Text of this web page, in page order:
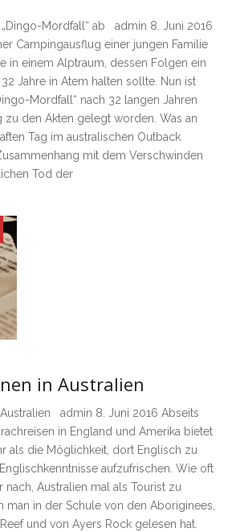
Mordfall“ ab admin 8. Juni 2016
Campingausflug einer jungen Familie
in einem Alptraum, dessen Folgen ein
Jahre in Atem halten sollte. Nun ist
Mordfall“ nach 32 langen Jahren
zu den Akten gelegt worden. Was an
Tag im australischen Outback
mit dem Verschwinden
Tod der
in Australien
admin 8. Juni 2016 Abseits
in England und Amerika bietet
als die Möglichkeit, dort Englisch zu
aufzufrischen. Wie oft
nach, Australien mal als Tourist zu
man in der Schule von den Aboriginees,
und von Ayers Rock gelesen hat.